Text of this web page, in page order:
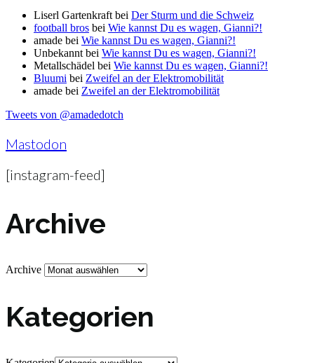
Liserl Gartenkraft bei Der Sturm und die Schweiz
football bros bei Wie kannst Du es wagen, Gianni?!
amade bei Wie kannst Du es wagen, Gianni?!
Unbekannt bei Wie kannst Du es wagen, Gianni?!
Metallschädel bei Wie kannst Du es wagen, Gianni?!
Bluumi bei Zweifel an der Elektromobilität
amade bei Zweifel an der Elektromobilität
Tweets von @amadedotch
Mastodon
[instagram-feed]
Archive
Archive
Kategorien